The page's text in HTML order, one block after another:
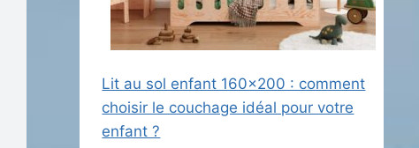
Lit au sol enfant 160×200 : comment
choisir le couchage idéal pour votre
enfant ?